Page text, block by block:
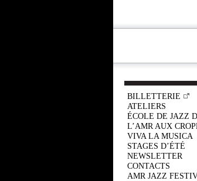
BILLETTERIE
ATELIERS
ÉCOLE DE JAZZ
L’AMR AUX
VIVA LA MUSICA
STAGES D’ÉTÉ
NEWSLETTER
CONTACTS
AMR JAZZ